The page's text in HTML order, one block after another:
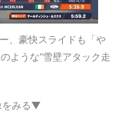
、豪快スライドも「や
ような“雪壁アタック走
をみる▼